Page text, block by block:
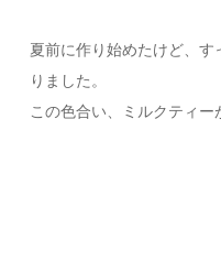
夏前に作り始めたけど、
りました。
この色合い、ミルクティ